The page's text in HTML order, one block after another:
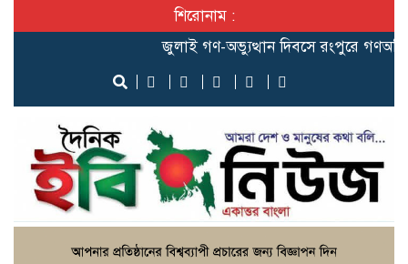
শিরোনাম :
‎জুলাই গণ-অভ্যুত্থান দিবসে রংপুরে গণঅধিকার